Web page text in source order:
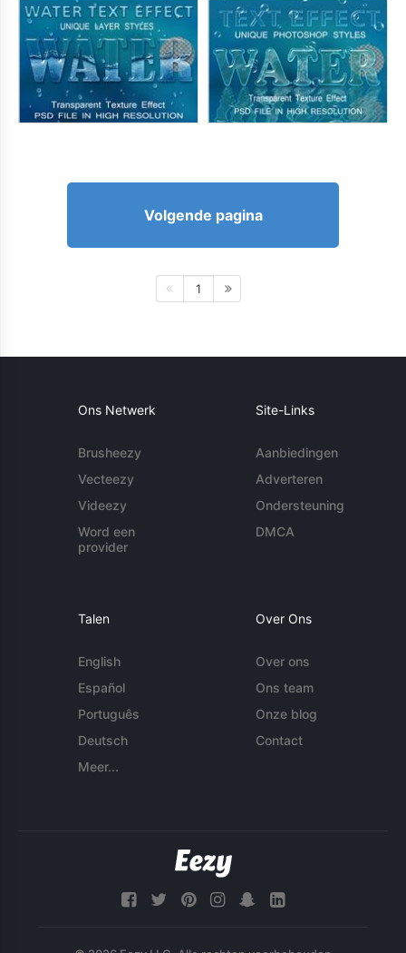
Volgende pagina
1
Ons Netwerk
Brusheezy
Vecteezy
Videezy
Word een
provider
Site-Links
Aanbiedingen
Adverteren
Ondersteuning
DMCA
Talen
English
Español
Português
Deutsch
Meer...
Over Ons
Over ons
Ons team
Onze blog
Contact